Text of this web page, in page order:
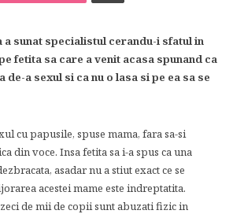
a sunat specialistul cerandu-i sfatul in
fetita sa care a venit acasa spunand ca
a sexul si ca nu o lasa si pe ea sa se
cu papusile, spuse mama, fara sa-si
din voce. Insa fetita sa i-a spus ca una
asadar nu a stiut exact ce se
acestei mame este indreptatita.
de mii de copii sunt abuzati fizic in